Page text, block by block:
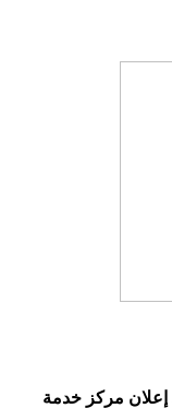
إعلان مركز خدمة